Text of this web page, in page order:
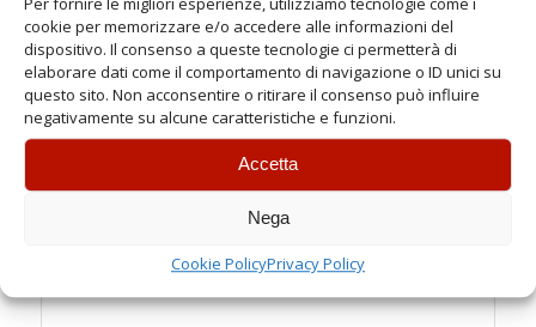
cookie per memorizzare e/o accedere alle informazioni del
dispositivo. Il consenso a queste tecnologie ci permetterà di
elaborare dati come il comportamento di navigazione o ID unici su
questo sito. Non acconsentire o ritirare il consenso può influire
negativamente su alcune caratteristiche e funzioni.
Accetta
Nega
Cookie PolicyPrivacy Policy
21:00
Festivi
Spettacoli:
Chiusura Settimanale
RIPOSO